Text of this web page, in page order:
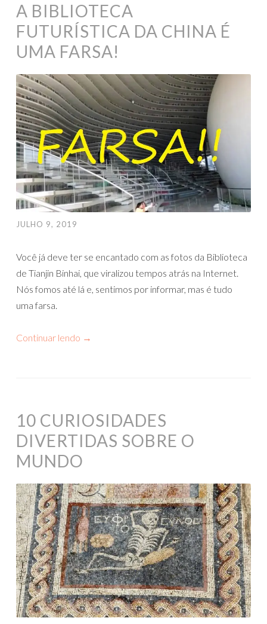
A BIBLIOTECA
FUTURÍSTICA DA CHINA É
UMA FARSA!
JULHO 9, 2019
Você já deve ter se encantado com as fotos da Biblioteca
de Tianjin Binhai, que viralizou tempos atrás na Internet.
Nós fomos até lá e, sentimos por informar, mas é tudo
uma farsa.
Continuar lendo →
10 CURIOSIDADES
DIVERTIDAS SOBRE O
MUNDO